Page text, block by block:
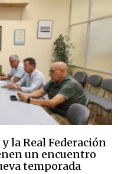
la Real Federación
un encuentro
temporada